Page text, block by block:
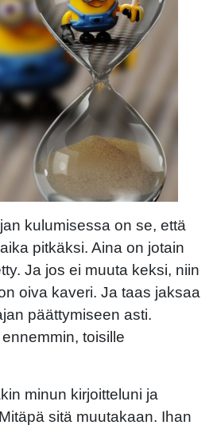
kulumisessa on se, että
pitkäksi. Aina on jotain
Ja jos ei muuta keksi, niin
oiva kaveri. Ja taas jaksaa
päättymiseen asti.
toisille
minun kirjoitteluni ja
sitä muutakaan. Ihan